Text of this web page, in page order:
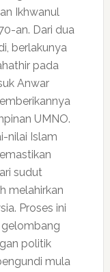
Ikhwanul
an. Dari dua
berlakunya
pada
Anwar
UMNO.
nilai Islam
sudut
melahirkan
Proses ini
gelombang
politik
mula